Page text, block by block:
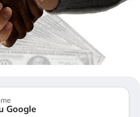
Google
«La mia vita è rovinata». Investitori
in preda al panico dopo lo scoppio
della bolla AI
Kospi, mentre gli investitori retail (…)
30 luglio 2026